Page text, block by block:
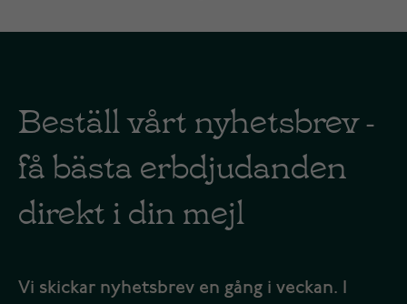
Beställ vårt nyhetsbrev -
få bästa erbdjudanden
direkt i din mejl
Vi skickar nyhetsbrev en gång i veckan. I